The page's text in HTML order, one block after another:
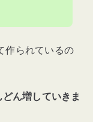
作られているの
ん増していきま